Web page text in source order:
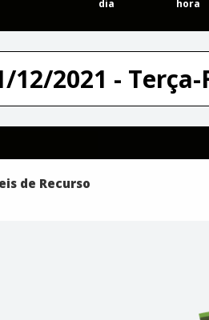
dia hora
12/2021 -
de Recurso